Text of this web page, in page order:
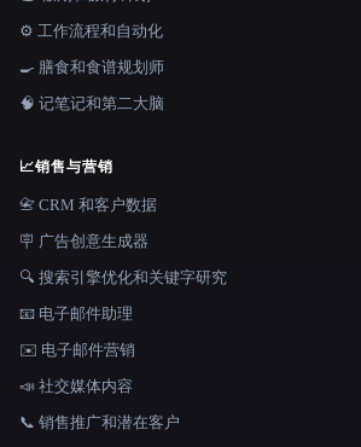
⚙️ 工作流程和自动化
🍳 膳食和食谱规划师
🧠 记笔记和第二大脑
📈销售与营销
📇 CRM 和客户数据
🪧 广告创意生成器
🔍 搜索引擎优化和关键字研究
📧 电子邮件助理
✉️ 电子邮件营销
📣 社交媒体内容
📞 销售推广和潜在客户